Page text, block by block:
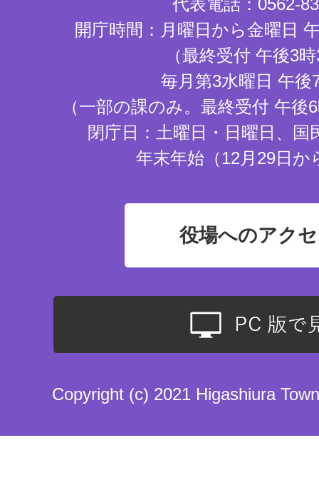
代表電話：0562-
開庁時間：月曜日から金曜日
（最終受付 午後3
毎月第3水曜日 午後
（一部の課のみ。最終受付 午
閉庁日：土曜日・日曜日、国
年末年始（12月29日か
役場へのアク
Copyright (c) 2021 Higashiura